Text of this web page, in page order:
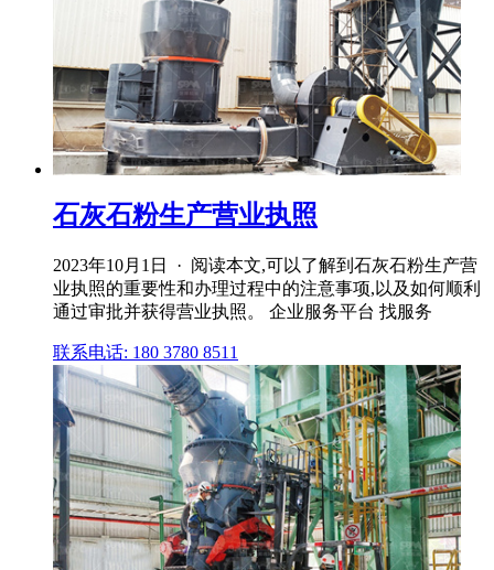
石灰石粉生产营业执照
2023年10月1日 · 阅读本文,可以了解到石灰石粉生产营
业执照的重要性和办理过程中的注意事项,以及如何顺利
通过审批并获得营业执照。 企业服务平台 找服务
联系电话: 180 3780 8511